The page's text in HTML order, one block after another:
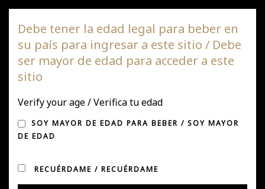
Viña DAGAZ
TRABAJANDO EN LA
BIODIVERSIDAD DE LOS
Debe tener la edad legal para beber en
su país para ingresar a este sitio / Debe
ser mayor de edad para acceder a este
sitio
Verify your age / Verifica tu edad
SOY MAYOR DE EDAD PARA BEBER / SOY MAYOR
DE EDAD
RECUÉRDAME / RECUÉRDAME